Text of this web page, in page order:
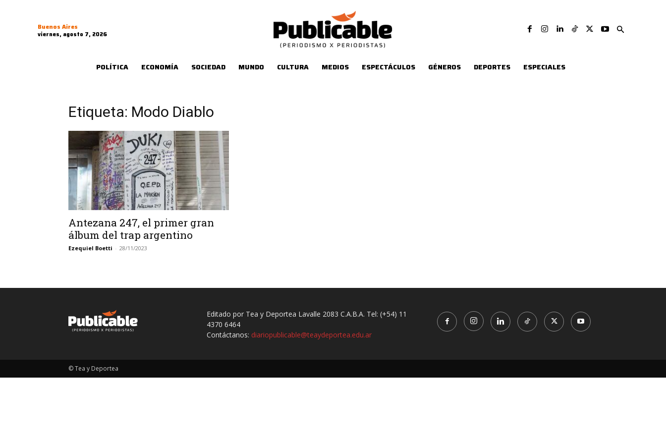
Buenos Aires
viernes, agosto 7, 2026
POLÍTICA ECONOMÍA SOCIEDAD MUNDO CULTURA MEDIOS ESPECTÁCULOS GÉNEROS DEPORTES ESPECIALES
Etiqueta: Modo Diablo
Antezana 247, el primer gran
álbum del trap argentino
Ezequiel Boetti - 28/11/2023
Editado por Tea y Deportea Lavalle 2083 C.A.B.A. Tel: (+54) 11
4370 6464
Contáctanos: diariopublicable@teaydeportea.edu.ar
© Tea y Deportea